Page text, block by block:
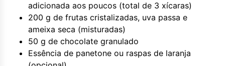
adicionada aos poucos (total de 3 xícaras)
200 g de frutas cristalizadas, uva passa e
ameixa seca (misturadas)
50 g de chocolate granulado
Essência de panetone ou raspas de laranja